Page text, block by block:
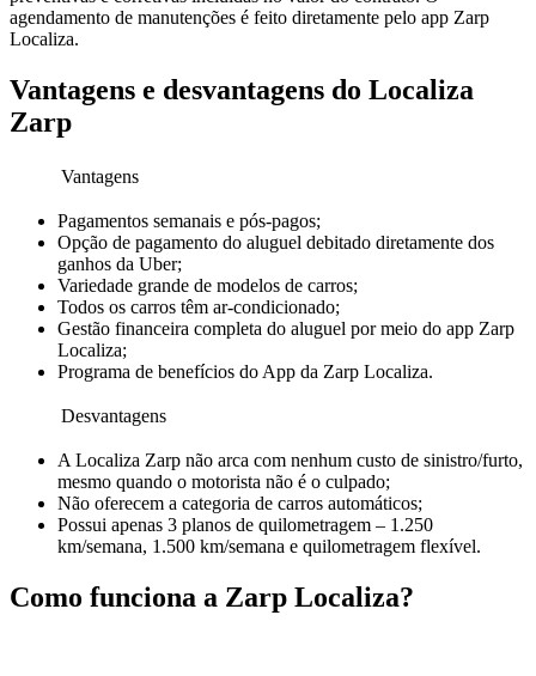
agendamento de manutenções é feito diretamente pelo app Zarp
Localiza.
Vantagens e desvantagens do Localiza
Zarp
Vantagens
Pagamentos semanais e pós-pagos;
Opção de pagamento do aluguel debitado diretamente dos
ganhos da Uber;
Variedade grande de modelos de carros;
Todos os carros têm ar-condicionado;
Gestão financeira completa do aluguel por meio do app Zarp
Localiza;
Programa de benefícios do App da Zarp Localiza.
Desvantagens
A Localiza Zarp não arca com nenhum custo de sinistro/furto,
mesmo quando o motorista não é o culpado;
Não oferecem a categoria de carros automáticos;
Possui apenas 3 planos de quilometragem – 1.250
km/semana, 1.500 km/semana e quilometragem flexível.
Como funciona a Zarp Localiza?